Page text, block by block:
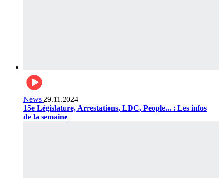
News 29.11.2024
15e Législature, Arrestations, LDC, People... : Les infos
de la semaine